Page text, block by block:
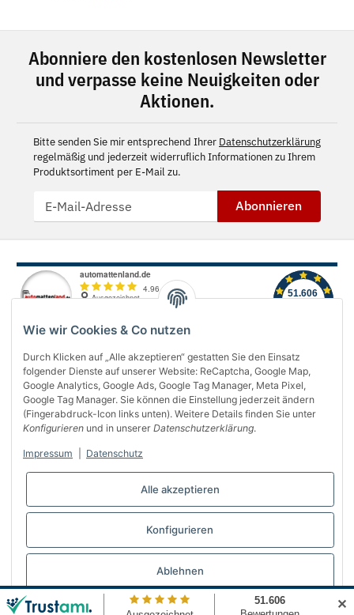
Wie wir Cookies & Co nutzen
Durch Klicken auf „Alle akzeptieren“ gestatten Sie den Einsatz
folgender Dienste auf unserer Website: ReCaptcha, Google Map,
Google Analytics, Google Ads, Google Tag Manager, Meta Pixel,
Google Tag Manager. Sie können die Einstellung jederzeit ändern
(Fingerabdruck-Icon links unten). Weitere Details finden Sie unter
Konfigurieren und in unserer Datenschutzerklärung.
Impressum Datenschutz
Alle akzeptieren
Konfigurieren
Ablehnen
Abonniere den kostenlosen Newsletter
und verpasse keine Neuigkeiten oder
Aktionen.
Bitte senden Sie mir entsprechend Ihrer Datenschutzerklärung
regelmäßig und jederzeit widerruflich Informationen zu Ihrem
Produktsortiment per E-Mail zu.
Abonnieren
Über uns
Informationen
Gesetzliches
© Automattenland * Alle Preise inkl. gesetzlicher USt., inkl. ✕